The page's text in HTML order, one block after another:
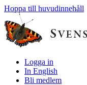
Hoppa till huvudinnehåll
Logga in
In English
Bli medlem